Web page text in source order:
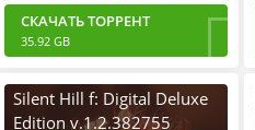
СКАЧАТЬ ТОРРЕНТ
35.92 GB
Silent Hill f: Digital Deluxe
Edition v.1.2.382755